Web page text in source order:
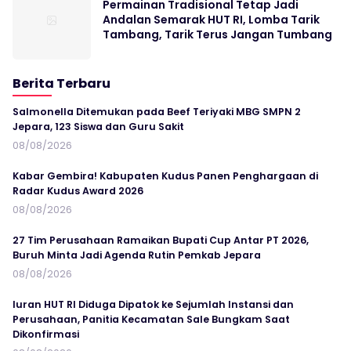
Permainan Tradisional Tetap Jadi
Andalan Semarak HUT RI, Lomba Tarik
Tambang, Tarik Terus Jangan Tumbang
Berita Terbaru
Salmonella Ditemukan pada Beef Teriyaki MBG SMPN 2
Jepara, 123 Siswa dan Guru Sakit
08/08/2026
Kabar Gembira! Kabupaten Kudus Panen Penghargaan di
Radar Kudus Award 2026
08/08/2026
27 Tim Perusahaan Ramaikan Bupati Cup Antar PT 2026,
Buruh Minta Jadi Agenda Rutin Pemkab Jepara
08/08/2026
Iuran HUT RI Diduga Dipatok ke Sejumlah Instansi dan
Perusahaan, Panitia Kecamatan Sale Bungkam Saat
Dikonfirmasi